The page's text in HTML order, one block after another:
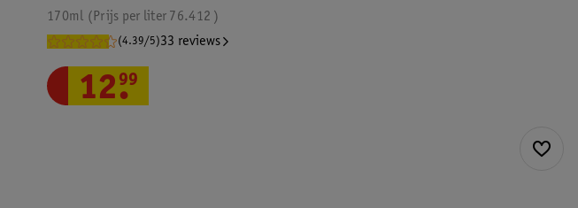
170ml 76.412
Prijs per liter
(4.39/5)33 reviews
12.
99